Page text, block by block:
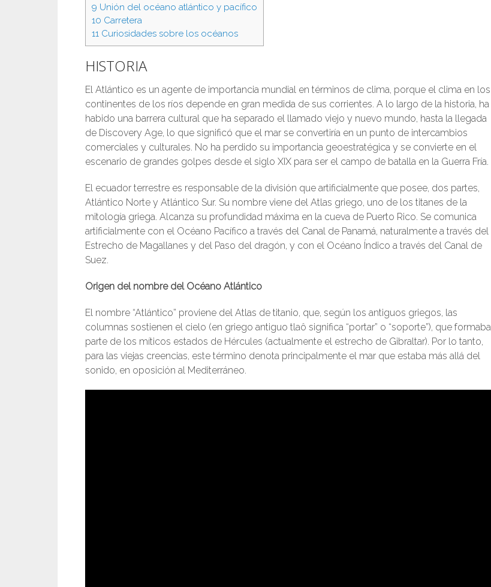
9 Unión del océano atlántico y pacífico
10 Carretera
11 Curiosidades sobre los océanos
HISTORIA
El Atlántico es un agente de importancia mundial en términos de clima, porque el clima en los
continentes de los ríos depende en gran medida de sus corrientes. A lo largo de la historia, ha
habido una barrera cultural que ha separado el llamado viejo y nuevo mundo, hasta la llegada
de Discovery Age, lo que significó que el mar se convertiría en un punto de intercambios
comerciales y culturales. No ha perdido su importancia geoestratégica y se convierte en el
escenario de grandes golpes desde el siglo XIX para ser el campo de batalla en la Guerra Fría.
El ecuador terrestre es responsable de la división que artificialmente que posee, dos partes,
Atlántico Norte y Atlántico Sur. Su nombre viene del Atlas griego, uno de los titanes de la
mitología griega. Alcanza su profundidad máxima en la cueva de Puerto Rico. Se comunica
artificialmente con el Océano Pacífico a través del Canal de Panamá, naturalmente a través del
Estrecho de Magallanes y del Paso del dragón, y con el Océano Índico a través del Canal de
Suez.
Origen del nombre del Océano Atlántico
El nombre “Atlántico” proviene del Atlas de titanio, que, según los antiguos griegos, las
columnas sostienen el cielo (en griego antiguo tlaô significa “portar” o “soporte”), que formaba
parte de los míticos estados de Hércules (actualmente el estrecho de Gibraltar). Por lo tanto,
para las viejas creencias, este término denota principalmente el mar que estaba más allá del
sonido, en oposición al Mediterráneo.